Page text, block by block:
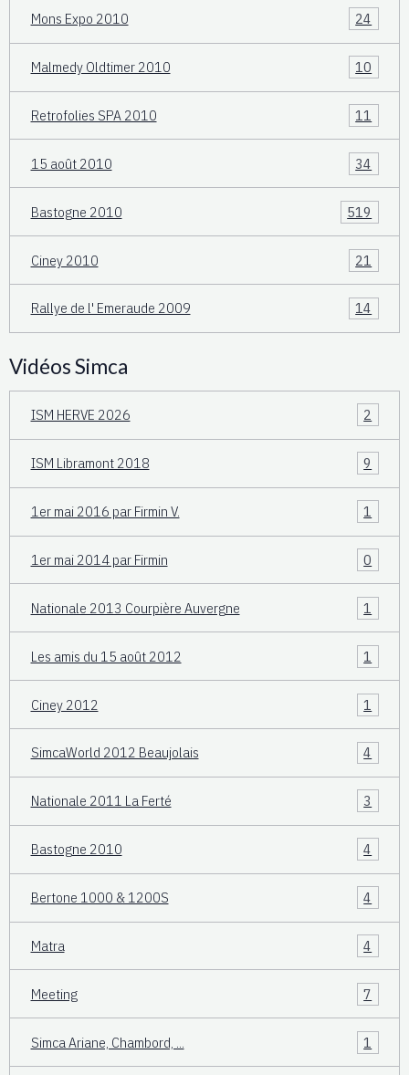
Mons Expo 2010 24
Malmedy Oldtimer 2010 10
Retrofolies SPA 2010 11
15 août 2010 34
Bastogne 2010 519
Ciney 2010 21
Rallye de l' Emeraude 2009 14
Vidéos Simca
ISM HERVE 2026 2
ISM Libramont 2018 9
1er mai 2016 par Firmin V. 1
1er mai 2014 par Firmin 0
Nationale 2013 Courpière Auvergne 1
Les amis du 15 août 2012 1
Ciney 2012 1
SimcaWorld 2012 Beaujolais 4
Nationale 2011 La Ferté 3
Bastogne 2010 4
Bertone 1000 & 1200S 4
Matra 4
Meeting 7
Simca Ariane, Chambord, ... 1